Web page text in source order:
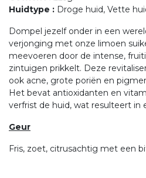
Huidtype : Droge huid, Vette
Dompel jezelf onder in een
verjonging met onze limoen
meevoeren door de intense,
zintuigen prikkelt. Deze
ook acne, grote poriën en
Het bevat antioxidanten en
verfrist de huid, wat resulteert in
Geur
Fris, zoet, citrusachtig met een